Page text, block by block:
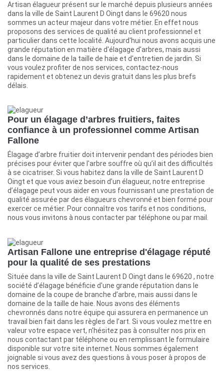
Artisan élagueur présent sur le marché depuis plusieurs années
dans la ville de Saint Laurent D Oingt dans le 69620 nous
sommes un acteur majeur dans votre métier. En effet nous
proposons des services de qualité au client professionnel et
particulier dans cette localité. Aujourd'hui nous avons acquis une
grande réputation en matière d'élagage d'arbres, mais aussi
dans le domaine de la taille de haie et d'entretien de jardin. Si
vous voulez profiter de nos services, contactez-nous
rapidement et obtenez un devis gratuit dans les plus brefs
délais.
Pour un élagage d’arbres fruitiers, faites
confiance à un professionnel comme Artisan
Fallone
Élagage d’arbre fruitier doit intervenir pendant des périodes bien
précises pour éviter que l'arbre souffre où qu’il ait des difficultés
à se cicatriser. Si vous habitez dans la ville de Saint Laurent D
Oingt et que vous aviez besoin d’un élagueur, notre entreprise
d’élagage peut vous aider en vous fournissant une prestation de
qualité assurée par des élagueurs chevronné et bien formé pour
exercer ce métier. Pour connaître vos tarifs et nos conditions,
nous vous invitons à nous contacter par téléphone ou par mail.
Artisan Fallone une entreprise d'élagage réputé
pour la qualité de ses prestations
Située dans la ville de Saint Laurent D Oingt dans le 69620 , notre
société d’élagage bénéficie d'une grande réputation dans le
domaine de la coupe de branche d’arbre, mais aussi dans le
domaine de la taille de haie. Nous avons des éléments
chevronnés dans notre équipe qui assurera en permanence un
travail bien fait dans les règles de l’art. Si vous voulez mettre en
valeur votre espace vert, n’hésitez pas à consulter nos prix en
nous contactant par téléphone ou en remplissant le formulaire
disponible sur votre site internet. Nous sommes également
joignable si vous avez des questions à vous poser à propos de
nos services.